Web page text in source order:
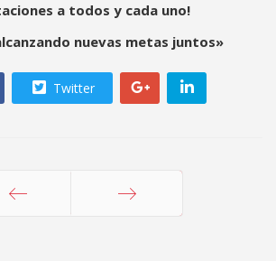
a todos y cada uno!
nuevas metas juntos»
Twitter